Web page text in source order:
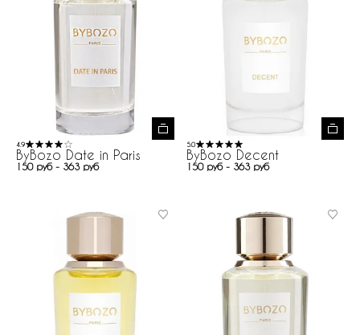
4.9
ByBozo Date in Paris
150 руб - 363 руб
5.0
ByBozo Decent
150 руб - 363 руб